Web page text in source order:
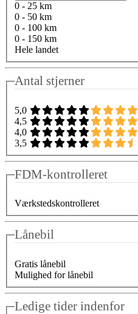
0 - 25 km
0 - 50 km
0 - 100 km
0 - 150 km
Hele landet
Antal stjerner
5,0
4,5
4,0
3,5
FDM-kontrolleret
Værkstedskontrolleret
Lånebil
Gratis lånebil
Mulighed for lånebil
Ledige tider indenfor